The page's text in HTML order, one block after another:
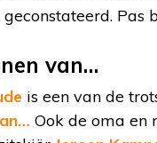
van…
is een van de
Ook de oma en